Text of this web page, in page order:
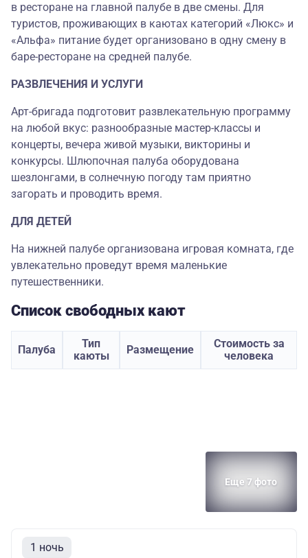
в ресторане на главной палубе в две смены. Для
туристов, проживающих в каютах категорий «Люкс» и
«Альфа» питание будет организовано в одну смену в
баре-ресторане на средней палубе.
РАЗВЛЕЧЕНИЯ И УСЛУГИ
Арт-бригада подготовит развлекательную программу
на любой вкус: разнообразные мастер-классы и
концерты, вечера живой музыки, викторины и
конкурсы. Шлюпочная палуба оборудована
шезлонгами, в солнечную погоду там приятно
загорать и проводить время.
ДЛЯ ДЕТЕЙ
На нижней палубе организована игровая комната, где
увлекательно проведут время маленькие
путешественники.
Список свободных кают
Палуба
Тип
каюты
Размещение
Стоимость за
человека
Еще 7 фото
1 ночь